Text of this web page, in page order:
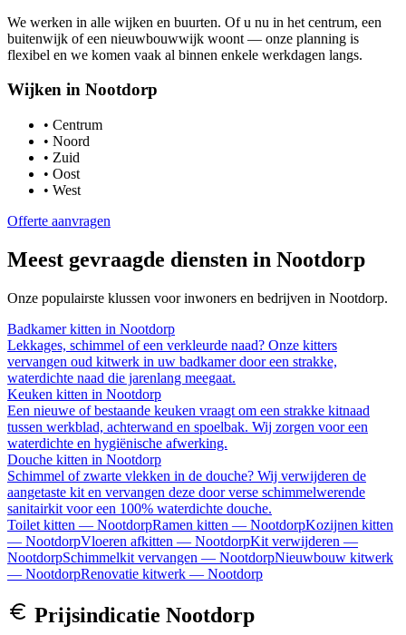
We werken in alle wijken en buurten. Of u nu in het centrum, een
buitenwijk of een nieuwbouwwijk woont — onze planning is
flexibel en we komen vaak al binnen enkele werkdagen langs.
Wijken in Nootdorp
• Centrum
• Noord
• Zuid
• Oost
• West
Offerte aanvragen
Meest gevraagde diensten in Nootdorp
Onze populairste klussen voor inwoners en bedrijven in Nootdorp.
Badkamer kitten in Nootdorp
Lekkages, schimmel of een verkleurde naad? Onze kitters
vervangen oud kitwerk in uw badkamer door een strakke,
waterdichte naad die jarenlang meegaat.
Keuken kitten in Nootdorp
Een nieuwe of bestaande keuken vraagt om een strakke kitnaad
tussen werkblad, achterwand en spoelbak. Wij zorgen voor een
waterdichte en hygiënische afwerking.
Douche kitten in Nootdorp
Schimmel of zwarte vlekken in de douche? Wij verwijderen de
aangetaste kit en vervangen deze door verse schimmelwerende
sanitairkit voor een 100% waterdichte douche.
Toilet kitten — NootdorpRamen kitten — NootdorpKozijnen kitten
— NootdorpVloeren afkitten — NootdorpKit verwijderen —
NootdorpSchimmelkit vervangen — NootdorpNieuwbouw kitwerk
— NootdorpRenovatie kitwerk — Nootdorp
Prijsindicatie Nootdorp